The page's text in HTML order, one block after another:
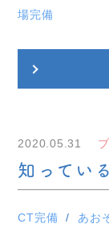
場完備
2020.05.31
知ってい
CT完備 あお